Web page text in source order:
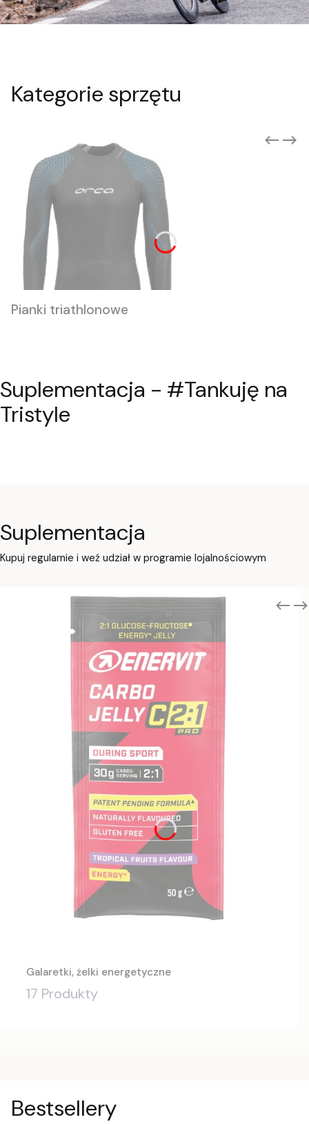
Kategorie sprzętu
Pianki triathlonowe
Suplementacja - #Tankuję na
Tristyle
Suplementacja
Żele energetyczne, batony proteinowe i
odżywki potreningowe typu gainer, elektrolity,
Zobacz produkty
Suplementacja
Kupuj regularnie i weź udział w programie lojalnościowym
Galaretki, żelki energetyczne
17 Produkty
Bestsellery